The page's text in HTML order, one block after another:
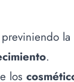
.
los